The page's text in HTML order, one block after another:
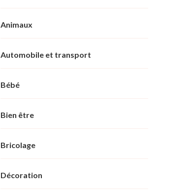
Animaux
Automobile et transport
Bébé
Bien être
Bricolage
Décoration